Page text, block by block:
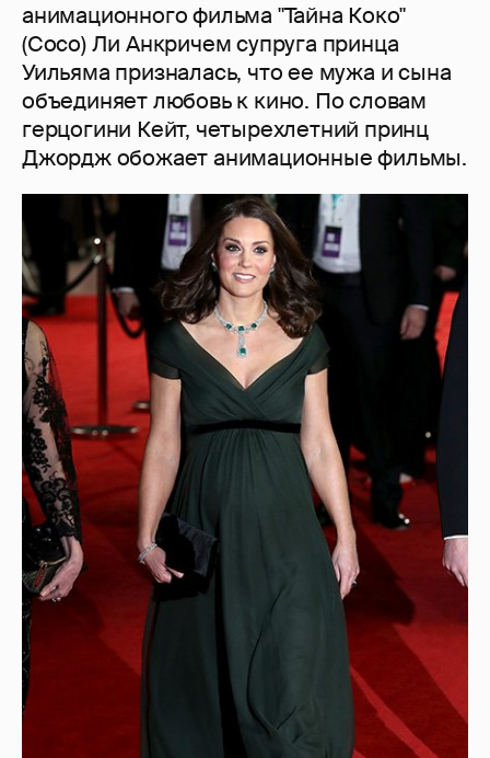
анимационного фильма "Тайна Коко"
(Coco) Ли Анкричем супруга принца
Уильяма призналась, что ее мужа и сына
объединяет любовь к кино. По словам
герцогини Кейт, четырехлетний принц
Джордж обожает анимационные фильмы.